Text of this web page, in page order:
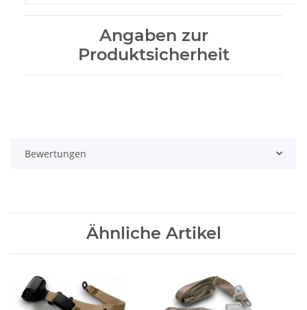
Angaben zur
Produktsicherheit
Bewertungen
Ähnliche Artikel